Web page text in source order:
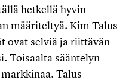
hetkellä hyvin
määriteltyä. Kim Talus
ovat selviä ja riittävän
Toisaalta sääntelyn
Talus